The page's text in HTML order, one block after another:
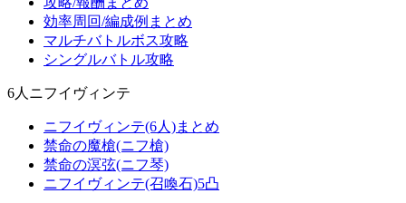
効率周回/編成例まとめ
マルチバトルボス攻略
シングルバトル攻略
6人ニフイヴィンテ
ニフイヴィンテ(6人)まとめ
禁命の魔槍(ニフ槍)
禁命の溟弦(ニフ琴)
ニフイヴィンテ(召喚石)5凸